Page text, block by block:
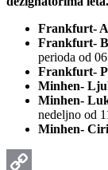
Frankfurt-
Frankfurt-
perioda od
Frankfurt-
Minhen-
Minhen-
nedeljno od
Minhen-